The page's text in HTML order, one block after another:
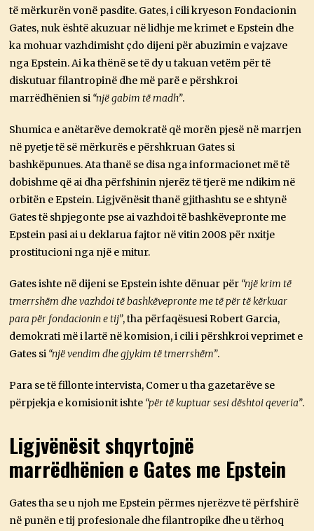
të mërkurën vonë pasdite. Gates, i cili kryeson Fondacionin
Gates, nuk është akuzuar në lidhje me krimet e Epstein dhe
ka mohuar vazhdimisht çdo dijeni për abuzimin e vajzave
nga Epstein. Ai ka thënë se të dy u takuan vetëm për të
diskutuar filantropinë dhe më parë e përshkroi
marrëdhënien si “një gabim të madh”.
Shumica e anëtarëve demokratë që morën pjesë në marrjen
në pyetje të së mërkurës e përshkruan Gates si
bashkëpunues. Ata thanë se disa nga informacionet më të
dobishme që ai dha përfshinin njerëz të tjerë me ndikim në
orbitën e Epstein. Ligjvënësit thanë gjithashtu se e shtynë
Gates të shpjegonte pse ai vazhdoi të bashkëvepronte me
Epstein pasi ai u deklarua fajtor në vitin 2008 për nxitje
prostitucioni nga një e mitur.
Gates ishte në dijeni se Epstein ishte dënuar për “një krim të
tmerrshëm dhe vazhdoi të bashkëvepronte me të për të kërkuar
para për fondacionin e tij”, tha përfaqësuesi Robert Garcia,
demokrati më i lartë në komision, i cili i përshkroi veprimet e
Gates si “një vendim dhe gjykim të tmerrshëm”.
Para se të fillonte intervista, Comer u tha gazetarëve se
përpjekja e komisionit ishte “për të kuptuar sesi dështoi qeveria”.
Ligjvënësit shqyrtojnë
marrëdhënien e Gates me Epstein
Gates tha se u njoh me Epstein përmes njerëzve të përfshirë
në punën e tij profesionale dhe filantropike dhe u tërhoq